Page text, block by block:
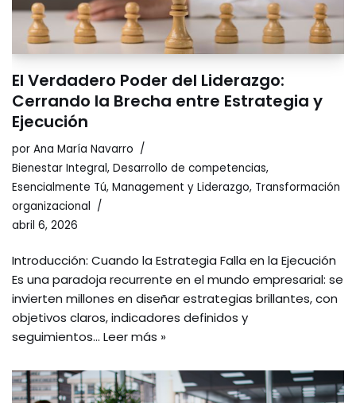
El Verdadero Poder del Liderazgo:
Cerrando la Brecha entre Estrategia y
Ejecución
por Ana María Navarro
Bienestar Integral, Desarrollo de competencias,
Esencialmente Tú, Management y Liderazgo, Transformación
organizacional
abril 6, 2026
Introducción: Cuando la Estrategia Falla en la Ejecución
Es una paradoja recurrente en el mundo empresarial: se
invierten millones en diseñar estrategias brillantes, con
objetivos claros, indicadores definidos y
seguimientos… Leer más »